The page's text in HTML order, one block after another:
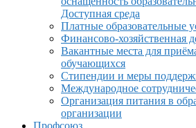
Доступная среда
Платные образовательные
Финансово-хозяйственная
Вакантные места для
обучающихся
Стипендии и меры
Международное
Организация питания в
организации